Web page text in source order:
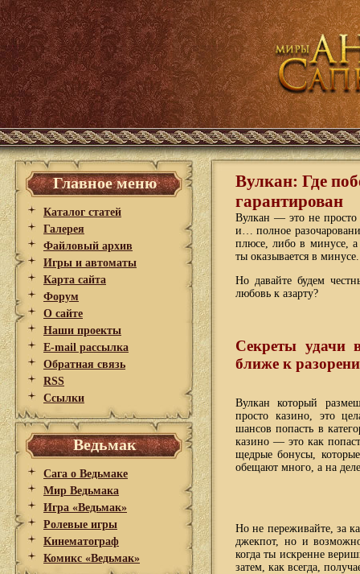
Главное меню
Каталог статей
Галерея
Файловый архив
Игры и автоматы
Карта сайта
Форум
О сайте
Наши проекты
E-mail рассылка
Обратная связь
RSS
Ссылки
Ведьмак
Сага о Ведьмаке
Мир Ведьмака
Игра «Ведьмак»
Ролевые игры
Кинематограф
Комикс «Ведьмак»
Вулкан: Где
гарантирован
Вулкан — это не просто
и… полное
плюсе, либо в минусе,
ты оказывается в минусе.
Но давайте будем
любовь к азарту?
Секреты удачи
ближе к
Вулкан который
просто казино, это
шансов попасть в
казино — это как
щедрые бонусы,
обещают много, а на
Но не переживайте, за
джекпот, но и
когда ты искренне
затем, как всегда,